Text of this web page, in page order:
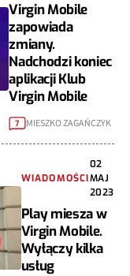
Virgin Mobile
zapowiada
zmiany.
Nadchodzi koniec
aplikacji Klub
Virgin Mobile
7 MIESZKO ZAGAŃCZYK
WIADOMOŚCI
02
MAJ
2023
Play miesza w
Virgin Mobile.
Wyłączy kilka
usług